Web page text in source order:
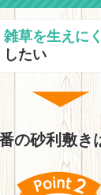
雑草を生えに
したい
の砂利敷き